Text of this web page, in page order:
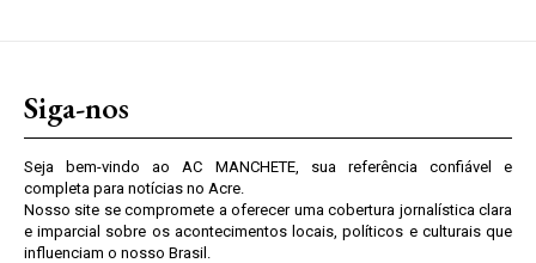
Siga-nos
Seja bem-vindo ao AC MANCHETE, sua referência confiável e
completa para notícias no Acre.
Nosso site se compromete a oferecer uma cobertura jornalística clara
e imparcial sobre os acontecimentos locais, políticos e culturais que
influenciam o nosso Brasil.